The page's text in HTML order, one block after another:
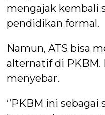
mengajak kembali
pendidikan formal.
Namun, ATS bisa
alternatif di PKBM.
menyebar.
‘’PKBM ini